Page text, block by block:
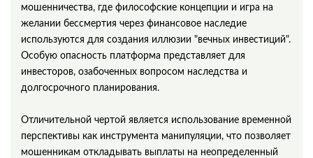
мошенничества, где философские концепции и игра на
желании бессмертия через финансовое наследие
используются для создания иллюзии "вечных инвестиций".
Особую опасность платформа представляет для
инвесторов, озабоченных вопросом наследства и
долгосрочного планирования.
Отличительной чертой является использование временной
перспективы как инструмента манипуляции, что позволяет
мошенникам откладывать выплаты на неопределенный